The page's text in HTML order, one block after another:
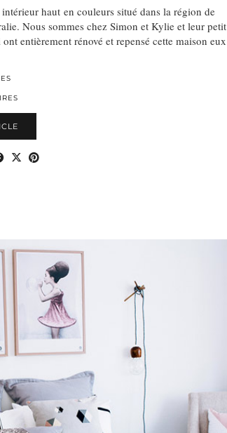
haut en couleurs situé dans la région de
Nous sommes chez Simon et Kylie et leur petit
entièrement rénové et repensé cette maison eux